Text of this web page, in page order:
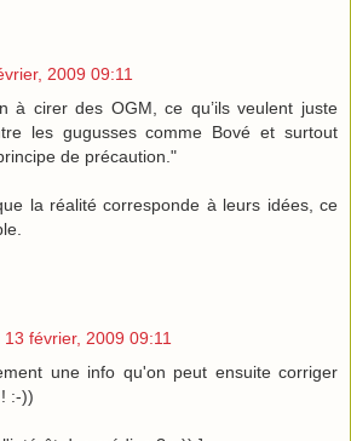
2009 09:11
à cirer des OGM, ce qu’ils veulent juste
les gugusses comme Bové et surtout
de précaution."
la réalité corresponde à leurs idées, ce
13 février, 2009 09:11
une info qu'on peut ensuite corriger
:-))